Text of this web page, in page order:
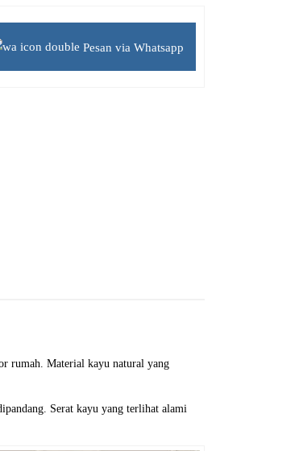
Pesan via Whatsapp
rumah. Material kayu natural yang
Serat kayu yang terlihat alami